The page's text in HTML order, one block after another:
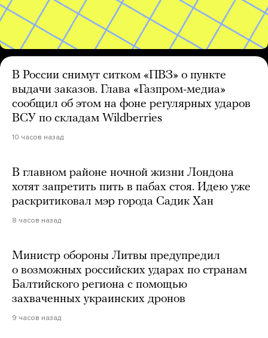
В России снимут ситком «ПВЗ» о пункте
выдачи заказов. Глава «Газпром-медиа»
сообщил об этом на фоне регулярных ударов
ВСУ по складам Wildberries
10 часов назад
В главном районе ночной жизни Лондона
хотят запретить пить в пабах стоя. Идею уже
раскритиковал мэр города Садик Хан
8 часов назад
Министр обороны Литвы предупредил
о возможных российских ударах по странам
Балтийского региона с помощью
захваченных украинских дронов
9 часов назад